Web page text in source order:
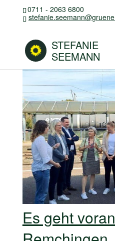
0711 - 2063 6800
STEFANIE
SEEMANN
Es geht